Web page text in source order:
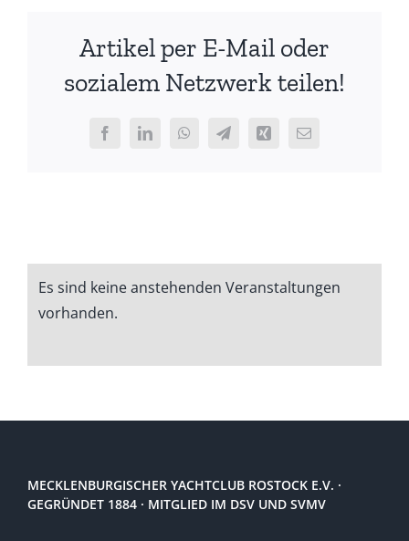
schon
Artikel per E-Mail oder
sozialem Netzwerk teilen!
FacebookLinkedInWhatsAppTelegramXing
E-
Hinweis
Es sind keine anstehenden Veranstaltungen
vorhanden.
MECKLENBURGISCHER YACHTCLUB ROSTOCK E.V. ·
GEGRÜNDET 1884 · MITGLIED IM DSV UND SVMV